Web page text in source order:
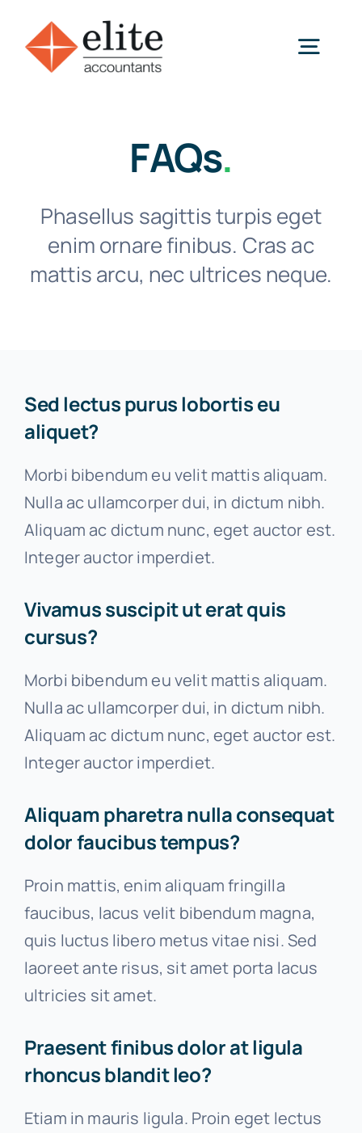
content
Services
Expertise
Contact us
FAQs.
Phasellus sagittis turpis eget
enim ornare finibus. Cras ac
mattis arcu, nec ultrices neque.
Sed lectus purus lobortis eu
aliquet?
Morbi bibendum eu velit mattis aliquam.
Nulla ac ullamcorper dui, in dictum nibh.
Aliquam ac dictum nunc, eget auctor est.
Integer auctor imperdiet.
Vivamus suscipit ut erat quis
cursus?
Morbi bibendum eu velit mattis aliquam.
Nulla ac ullamcorper dui, in dictum nibh.
Aliquam ac dictum nunc, eget auctor est.
Integer auctor imperdiet.
Aliquam pharetra nulla consequat
dolor faucibus tempus?
Proin mattis, enim aliquam fringilla
faucibus, lacus velit bibendum magna,
quis luctus libero metus vitae nisi. Sed
laoreet ante risus, sit amet porta lacus
ultricies sit amet.
Praesent finibus dolor at ligula
rhoncus blandit leo?
Etiam in mauris ligula. Proin eget lectus